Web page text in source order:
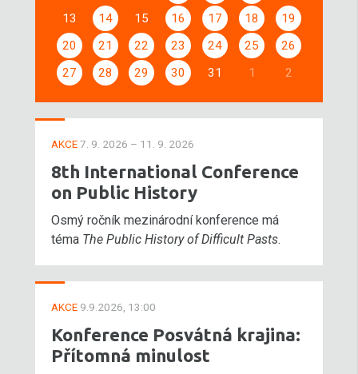
13
14 15 16 17 18
19
20
21 22 23 24 25
26
27
28 29 30 31 1 2
AKCE7. 9. 2026 – 11. 9. 2026
8th International Conference
on Public History
Osmý ročník mezinárodní konference má
téma The Public History of Difficult Pasts.
AKCE 9.9.2026, 13:00
Konference Posvátná krajina:
Přítomná minulost